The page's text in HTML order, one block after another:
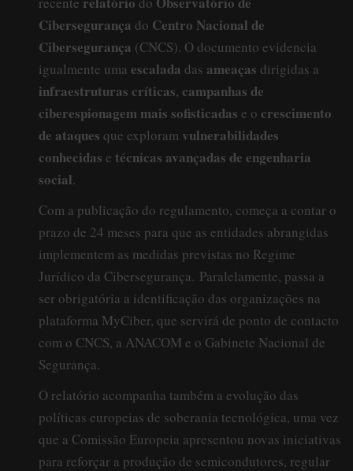
Cibersegurança do Centro Nacional de
Cibersegurança (CNCS). O documento evidencia
igualmente uma escalada das ameaças dirigidas a
infraestruturas críticas, campanhas de
ciberespionagem mais sofisticadas e o crescimento
de ataques que exploram vulnerabilidades
conhecidas e técnicas avançadas de engenharia
social.
Com a publicação do regulamento, começa a contar o
prazo de 24 meses para que as entidades abrangidas
implementem as medidas previstas no Regime
Jurídico da Cibersegurança. Paralelamente, passa a
ser obrigatória a identificação das organizações na
plataforma MyCiber, que servirá de ponto de contacto
com o CNCS, a ANACOM e o Gabinete Nacional de
Segurança.
O relatório acompanha também a evolução das
políticas europeias de soberania tecnológica, uma vez
que a Comissão Europeia apresentou novas iniciativas
para reforçar a produção de semicondutores, regular